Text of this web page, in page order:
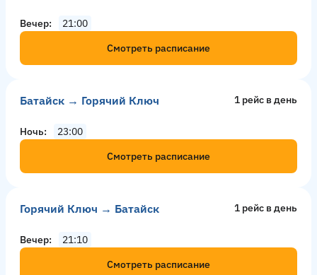
Вечер
21:00
Смотреть расписание
Батайск → Горячий Ключ 1 рейс в день
Ночь
23:00
Смотреть расписание
Горячий Ключ → Батайск 1 рейс в день
Вечер
21:10
Смотреть расписание